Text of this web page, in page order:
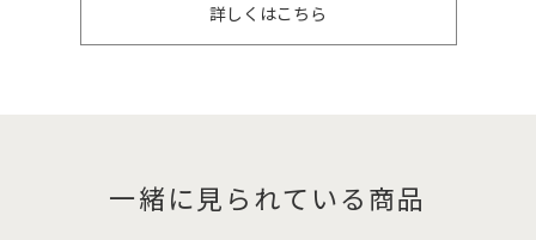
詳しくはこちら
一緒に見られている商品